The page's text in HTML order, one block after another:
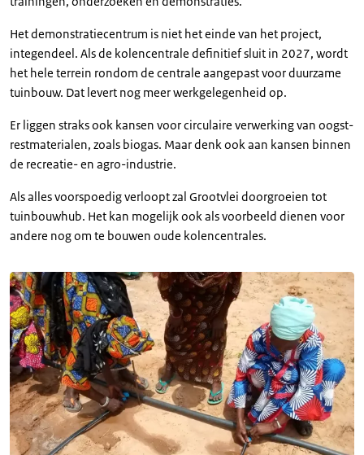
Het demonstratiecentrum is niet het einde van het project,
integendeel. Als de kolencentrale definitief sluit in 2027, wordt
het hele terrein rondom de centrale aangepast voor duurzame
tuinbouw. Dat levert nog meer werkgelegenheid op.
Er liggen straks ook kansen voor circulaire verwerking van oogst-
restmaterialen, zoals biogas. Maar denk ook aan kansen binnen
de recreatie- en agro-industrie.
Als alles voorspoedig verloopt zal Grootvlei doorgroeien tot
tuinbouwhub. Het kan mogelijk ook als voorbeeld dienen voor
andere nog om te bouwen oude kolencentrales.